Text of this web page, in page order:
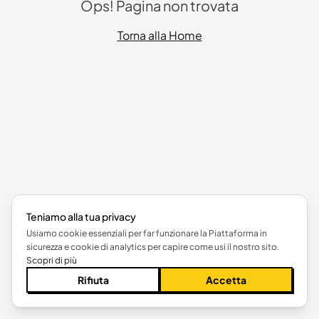
Ops! Pagina non trovata
Torna alla Home
Teniamo alla tua privacy
Usiamo cookie essenziali per far funzionare la Piattaforma in
sicurezza e cookie di analytics per capire come usi il nostro sito.
Scopri di più
Rifiuta Accetta